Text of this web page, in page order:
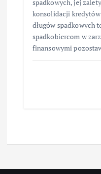
spadkowych, jej
konsolidacji
długów spadkowych
spadkobiercom w
finansowymi